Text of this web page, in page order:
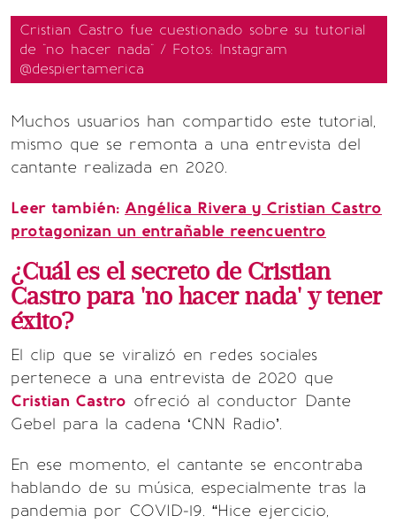
Cristian Castro fue cuestionado sobre su tutorial
de "no hacer nada" / Fotos: Instagram
@despiertamerica
Muchos usuarios han compartido este tutorial,
mismo que se remonta a una entrevista del
cantante realizada en 2020.
Leer también: Angélica Rivera y Cristian Castro
protagonizan un entrañable reencuentro
¿Cuál es el secreto de Cristian
Castro para 'no hacer nada' y tener
éxito?
El clip que se viralizó en redes sociales
pertenece a una entrevista de 2020 que
Cristian Castro ofreció al conductor Dante
Gebel para la cadena ‘CNN Radio’.
En ese momento, el cantante se encontraba
hablando de su música, especialmente tras la
pandemia por COVID-19. “Hice ejercicio,